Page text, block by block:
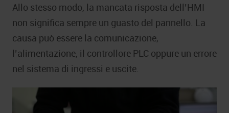
Allo stesso modo, la mancata risposta dell’HMI
non significa sempre un guasto del pannello. La
causa può essere la comunicazione,
l’alimentazione, il controllore PLC oppure un errore
nel sistema di ingressi e uscite.